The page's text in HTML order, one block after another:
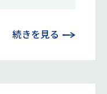
続きを見る